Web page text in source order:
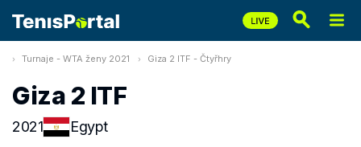
Turnaje - WTA ženy 2021 Giza 2 ITF - Čtyřhry
Giza 2 ITF
2021 Egypt